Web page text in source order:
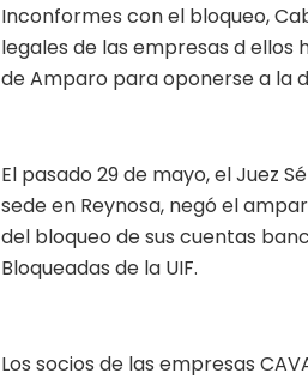
Inconformes con el bloqueo,
legales de las empresas d ellos
de Amparo para oponerse a la
El pasado 29 de mayo, el Juez
sede en Reynosa, negó el
del bloqueo de sus cuentas
Bloqueadas de la UIF.
Los socios de las empresas